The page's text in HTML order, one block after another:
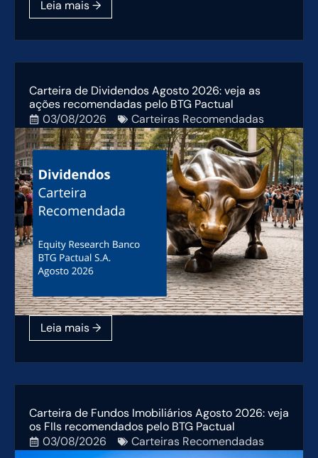
Carteira de Dividendos Agosto 2026: veja as
ações recomendadas pelo BTG Pactual
03/08/2026
Carteiras Recomendadas
Carteira de Fundos Imobiliários Agosto 2026: veja
os FIIs recomendados pelo BTG Pactual
03/08/2026
Carteiras Recomendadas